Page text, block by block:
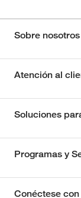
Sobre nosotros
Atención al
Soluciones
Programas y
Conéctese